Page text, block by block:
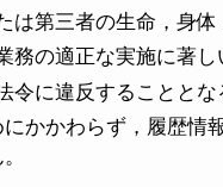
は第三者の生命，身
務の適正な実施に著
令に違反することとな
かかわらず，履歴情